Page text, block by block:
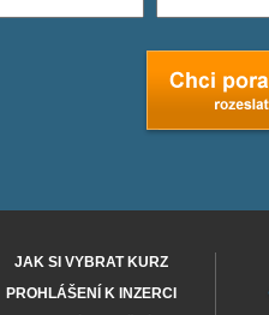
JAK SI VYBRAT KURZ
PROHLÁŠENÍ K INZERCI